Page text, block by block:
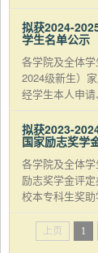
拟获2024-
学生名单公示
各学院及全体
2024级新生）
经学生本人申
拟获2023-
国家励志奖学
各学院及全体
励志奖学金评
校本专科生奖
上页 1